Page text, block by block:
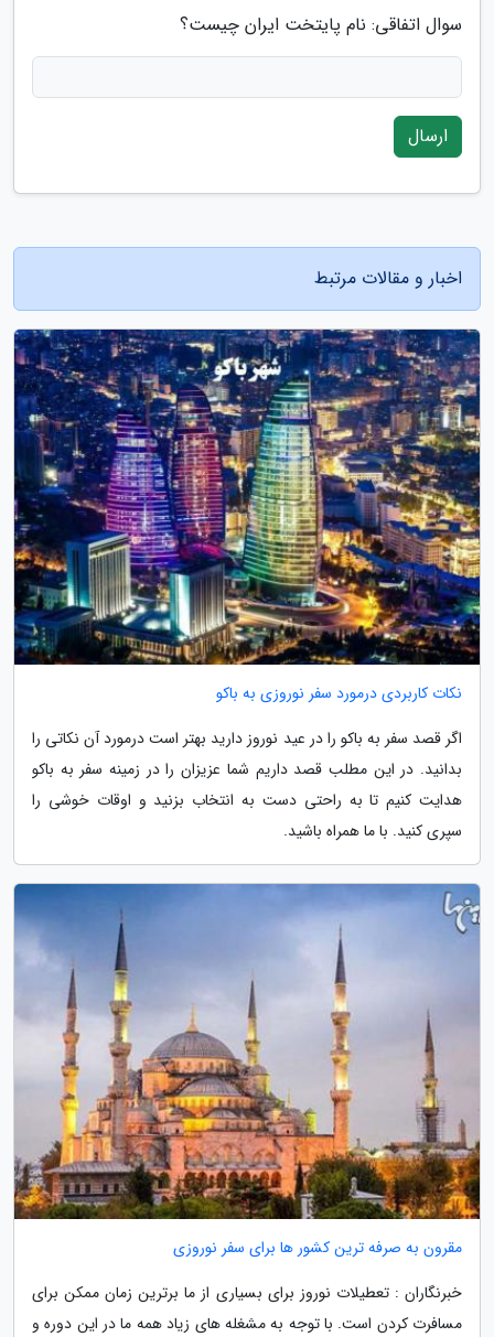
سوال اتفاقی: نام پایتخت ایران چیست؟
ارسال
اخبار و مقالات مرتبط
نکات کاربردی درمورد سفر نوروزی به باکو
اگر قصد سفر به باکو را در عید نوروز دارید بهتر است درمورد آن نکاتی را
بدانید. در این مطلب قصد داریم شما عزیزان را در زمینه سفر به باکو
هدایت کنیم تا به راحتی دست به انتخاب بزنید و اوقات خوشی را
سپری کنید. با ما همراه باشید.
مقرون به صرفه ترین کشور ها برای سفر نوروزی
خبرنگاران : تعطیلات نوروز برای بسیاری از ما برترین زمان ممکن برای
مسافرت کردن است. با توجه به مشغله های زیاد همه ما در این دوره و